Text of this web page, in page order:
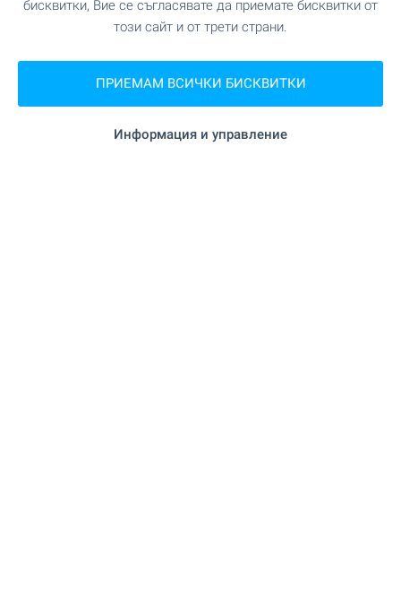
мин.)
бисквитки, Вие се съгласявате да приемате бисквитки от
този сайт и от трети страни.
ПРИЕМАМ ВСИЧКИ БИСКВИТКИ
Информация и управление